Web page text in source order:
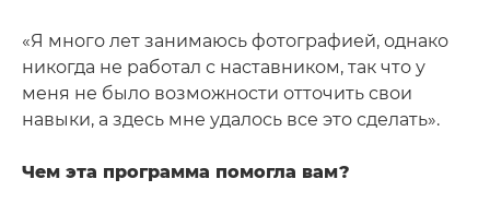
«Я много лет занимаюсь фотографией, однако
никогда не работал с наставником, так что у
меня не было возможности отточить свои
навыки, а здесь мне удалось все это сделать».
Чем эта программа помогла вам?